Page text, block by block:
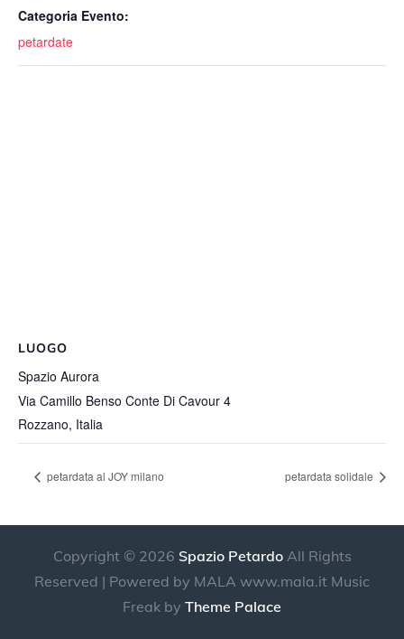
Categoria Evento:
petardate
LUOGO
Spazio Aurora
Via Camillo Benso Conte Di Cavour 4
Rozzano, Italia
petardata al JOY milano petardata solidale
Copyright © 2026 Spazio PetardoAll Rights
Reserved | Powered by MALA www.mala.it Music
Freak by Theme Palace